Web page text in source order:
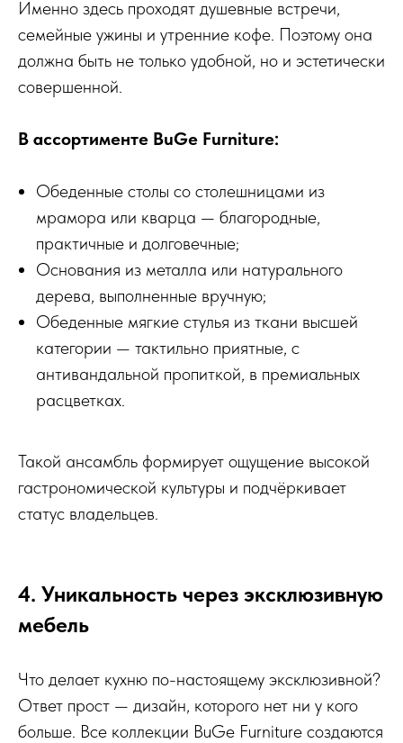
Именно здесь проходят душевные встречи,
семейные ужины и утренние кофе. Поэтому она
должна быть не только удобной, но и эстетически
совершенной.
В ассортименте BuGe Furniture:
Обеденные столы со столешницами из
мрамора или кварца — благородные,
практичные и долговечные;
Основания из металла или натурального
дерева, выполненные вручную;
Обеденные мягкие стулья из ткани высшей
категории — тактильно приятные, с
антивандальной пропиткой, в премиальных
расцветках.
Такой ансамбль формирует ощущение высокой
гастрономической культуры и подчёркивает
статус владельцев.
4. Уникальность через эксклюзивную
мебель
Что делает кухню по-настоящему эксклюзивной?
Ответ прост — дизайн, которого нет ни у кого
больше. Все коллекции BuGe Furniture создаются